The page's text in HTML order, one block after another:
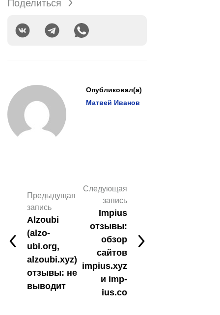
Поделиться
Опубликовал(а)
Матвей Иванов
Предыдущая
запись
Alzoubi
(alzo-
ubi.org,
alzoubi.xyz)
отзывы: не
выводит
Следующая
запись
Impius
отзывы:
обзор
сайтов
impius.xyz
и imp-
ius.co